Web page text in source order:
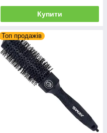
Купити
Топ продажів